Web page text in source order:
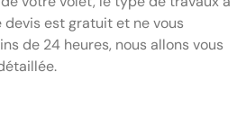
devis est gratuit et ne vous
de 24 heures, nous allons vous